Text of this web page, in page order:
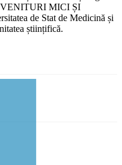
VENITURI MICI ȘI
de Stat de Medicină și
științifică.